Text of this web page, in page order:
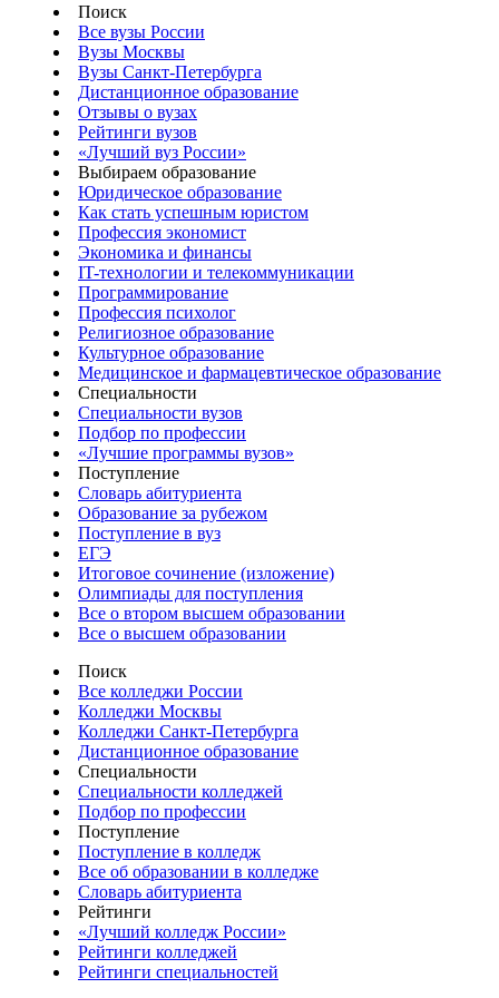
Поиск
Все вузы России
Вузы Москвы
Вузы Санкт-Петербурга
Дистанционное образование
Отзывы о вузах
Рейтинги вузов
«Лучший вуз России»
Выбираем образование
Юридическое образование
Как стать успешным юристом
Профессия экономист
Экономика и финансы
IT-технологии и телекоммуникации
Программирование
Профессия психолог
Религиозное образование
Культурное образование
Медицинское и фармацевтическое образование
Специальности
Специальности вузов
Подбор по профессии
«Лучшие программы вузов»
Поступление
Словарь абитуриента
Образование за рубежом
Поступление в вуз
ЕГЭ
Итоговое сочинение (изложение)
Олимпиады для поступления
Все о втором высшем образовании
Все о высшем образовании
Поиск
Все колледжи России
Колледжи Москвы
Колледжи Санкт-Петербурга
Дистанционное образование
Специальности
Специальности колледжей
Подбор по профессии
Поступление
Поступление в колледж
Все об образовании в колледже
Словарь абитуриента
Рейтинги
«Лучший колледж России»
Рейтинги колледжей
Рейтинги специальностей